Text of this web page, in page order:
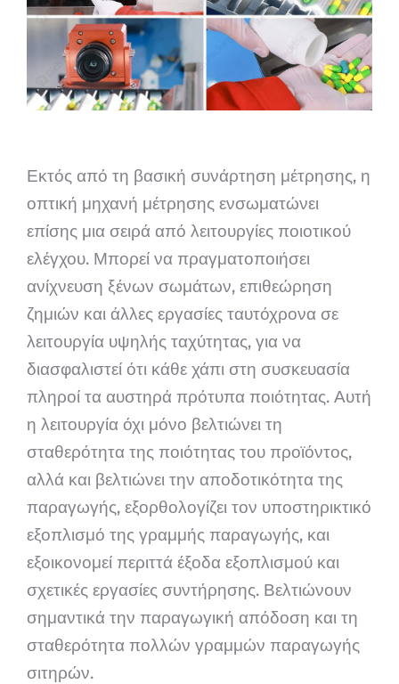
Εκτός από τη βασική συνάρτηση μέτρησης, η
οπτική μηχανή μέτρησης ενσωματώνει
επίσης μια σειρά από λειτουργίες ποιοτικού
ελέγχου. Μπορεί να πραγματοποιήσει
ανίχνευση ξένων σωμάτων, επιθεώρηση
ζημιών και άλλες εργασίες ταυτόχρονα σε
λειτουργία υψηλής ταχύτητας, για να
διασφαλιστεί ότι κάθε χάπι στη συσκευασία
πληροί τα αυστηρά πρότυπα ποιότητας. Αυτή
η λειτουργία όχι μόνο βελτιώνει τη
σταθερότητα της ποιότητας του προϊόντος,
αλλά και βελτιώνει την αποδοτικότητα της
παραγωγής, εξορθολογίζει τον υποστηρικτικό
εξοπλισμό της γραμμής παραγωγής, και
εξοικονομεί περιττά έξοδα εξοπλισμού και
σχετικές εργασίες συντήρησης. Βελτιώνουν
σημαντικά την παραγωγική απόδοση και τη
σταθερότητα πολλών γραμμών παραγωγής
σιτηρών.